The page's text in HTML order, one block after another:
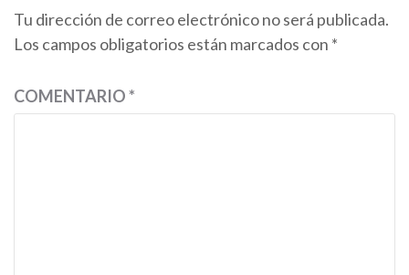
Tu dirección de correo electrónico no será publicada.
Los campos obligatorios están marcados con *
COMENTARIO*